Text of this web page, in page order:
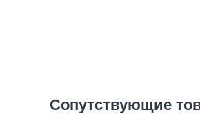
Сопутствующие